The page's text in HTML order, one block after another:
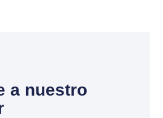
a nuestro